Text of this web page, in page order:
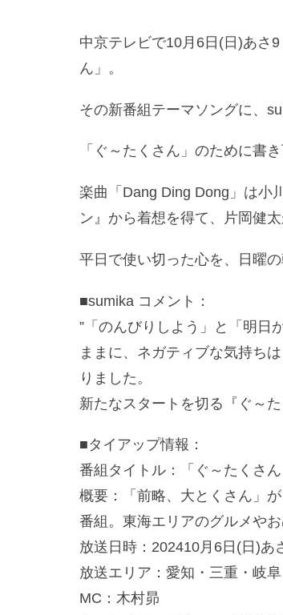
中京テレビで10月6日(日)あさ
ん」。
その新番組テーマソングに、
「ぐ～たくさん」のために書
楽曲「Dang Ding Dong」は小
ン』から着想を得て、片岡健太
平日で使い切った心を、日曜
■sumika コメント：
”「のんびりしよう」と「明日
ままに、ネガティブな気持ち
りました。
新たなスタートを切る『ぐ～
■タイアップ情報：
番組タイトル：「ぐ～たくさん
概要：「前略、大とくさん」
番組。東海エリアのグルメや
放送日時：202410月6日(日)あ
放送エリア：愛知・三重・岐阜
MC：木村昴